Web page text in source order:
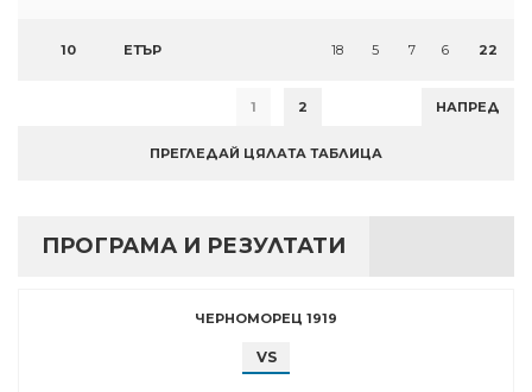
10 ЕТЪР 18 5 7 6 22
1 2 НАПРЕД
ПРЕГЛЕДАЙ ЦЯЛАТА ТАБЛИЦА
ПРОГРАМА И РЕЗУЛТАТИ
ЧЕРНОМОРЕЦ 1919
VS